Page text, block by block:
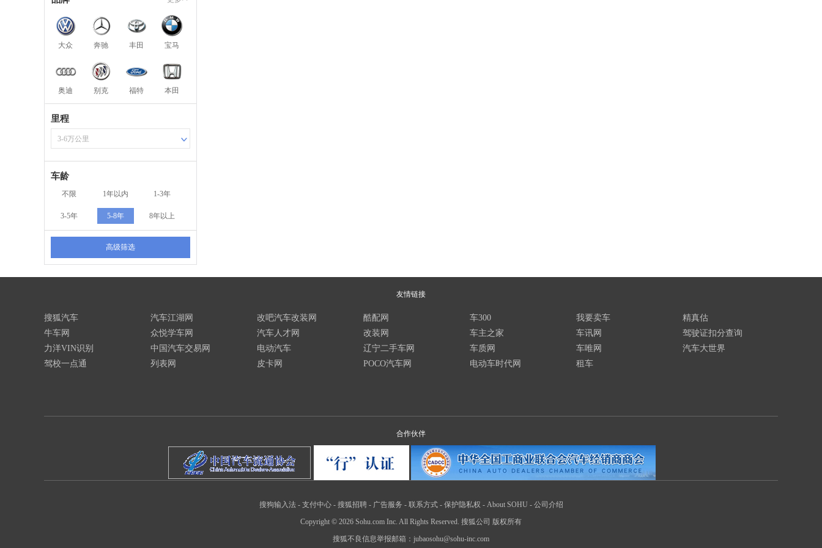
大众 奔驰 丰田 宝马
奥迪 别克 福特 本田
里程
3-6万公里
车龄
不限 1年以内 1-3年
3-5年 5-8年 8年以上
高级筛选
友情链接
搜狐汽车
牛车网
力洋VIN识别
驾校一点通
汽车江湖网
众悦学车网
中国汽车交易网
列表网
改吧汽车改装网
汽车人才网
电动汽车
皮卡网
酷配网
改装网
辽宁二手车网
POCO汽车网
车300
车主之家
车质网
电动车时代网
我要卖车
车讯网
车唯网
租车
精真估
驾驶证扣分查询
汽车大世界
合作伙伴
搜狗输入法- 支付中心- 搜狐招聘- 广告服务 - 联系方式- 保护隐私权 - About SOHU - 公司介绍
Copyright © 2026 Sohu.com Inc. All Rights Reserved. 搜狐公司 版权所有
搜狐不良信息举报邮箱： jubaosohu@sohu-inc.com